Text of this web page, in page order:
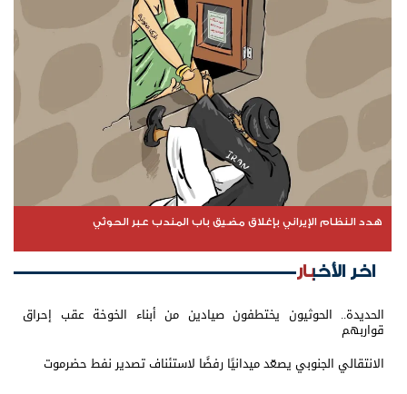
هدد النظام الإيراني بإغلاق مضيق باب المندب عبر الحوثي
اخر الأخبار
الحديدة.. الحوثيون يختطفون صيادين من أبناء الخوخة عقب إحراق
قواربهم
الانتقالي الجنوبي يصعّد ميدانيًا رفضًا لاستئناف تصدير نفط حضرموت